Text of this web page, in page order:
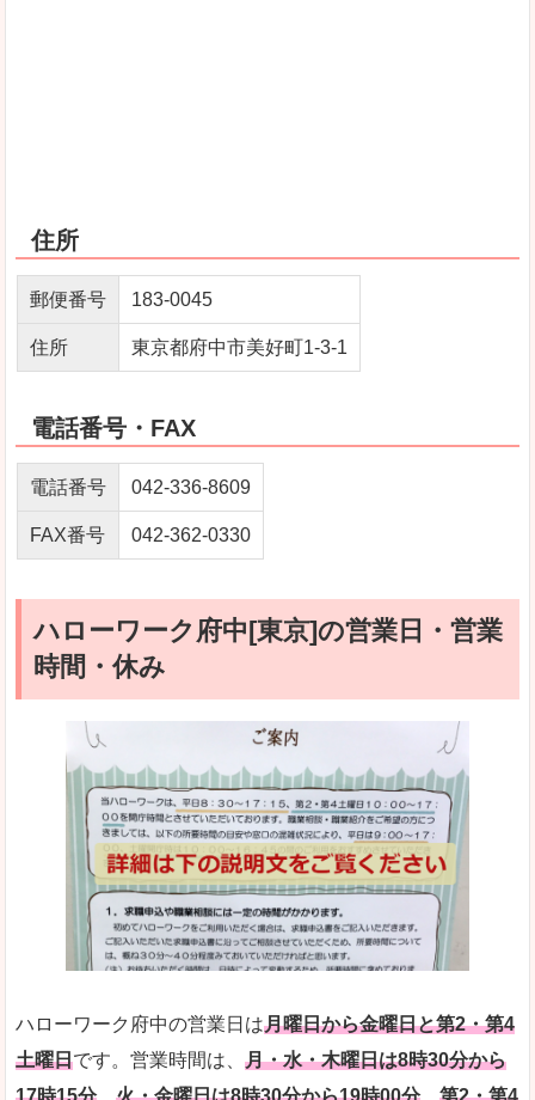
住所
郵便番号 183-0045
住所 東京都府中市美好町1-3-1
電話番号・FAX
電話番号 042-336-8609
FAX番号 042-362-0330
ハローワーク府中[東京]の営業日・営業
時間・休み
ハローワーク府中の営業日は月曜日から金曜日と第2・第4
土曜日です。営業時間は、 月・水・木曜日は8時30分から
17時15分、 火・金曜日は8時30分から19時00分、 第2・第4